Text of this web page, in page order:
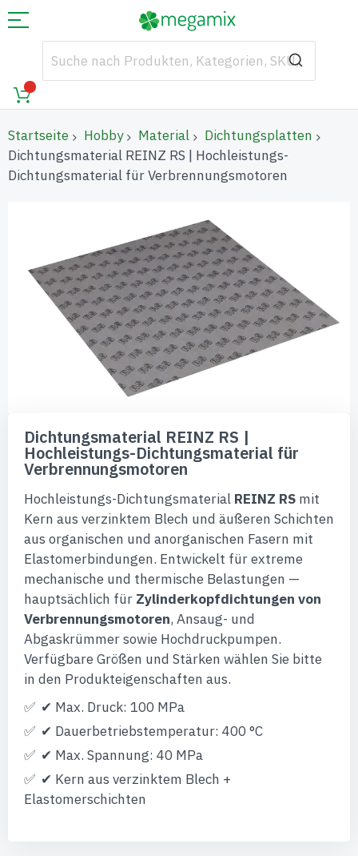
Startseite Hobby Material
Dichtungsplatten
Dichtungsmaterial REINZ RS | Hochleistungs-
Dichtungsmaterial für Verbrennungsmotoren
springen
Anfang
Bildgalerie
springen
Dichtungsmaterial REINZ RS |
Hochleistungs-Dichtungsmaterial für
Verbrennungsmotoren
Hochleistungs-Dichtungsmaterial REINZ RS mit
Kern aus verzinktem Blech und äußeren Schichten
aus organischen und anorganischen Fasern mit
Elastomerbindungen. Entwickelt für extreme
mechanische und thermische Belastungen —
hauptsächlich für Zylinderkopfdichtungen von
Verbrennungsmotoren, Ansaug- und
Abgaskrümmer sowie Hochdruckpumpen.
Verfügbare Größen und Stärken wählen Sie bitte
in den Produkteigenschaften aus.
✔ Max. Druck: 100 MPa
✔ Dauerbetriebstemperatur: 400 °C
✔ Max. Spannung: 40 MPa
✔ Kern aus verzinktem Blech +
Elastomerschichten